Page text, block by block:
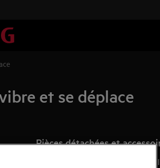
et se déplace
Pièces détachées et
Trouvez dans notre boutique en